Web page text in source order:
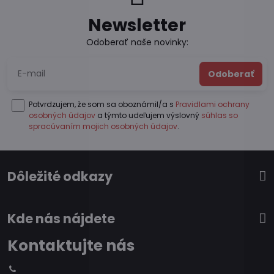
Newsletter
Odoberať naše novinky:
Odoberať
Potvrdzujem, že som sa oboznámil/a s Pravidlami ochrany
osobných údajov a týmto udeľujem výslovný súhlas so
spracúvaním mojich osobných údajov.
Dôležité odkazy
Kde nás nájdete
Kontaktujte nás